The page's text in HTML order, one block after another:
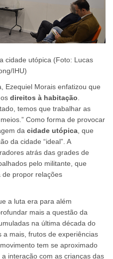
cidade utópica (Foto: Lucas
IHU)
Ezequiel Morais enfatizou que
direitos à habitação.
temos que trabalhar as
Como forma de provocar
da cidade utópica, que
da cidade “ideal”. A
atrás das grades de
pelo militante, que
de propor relações
a luta era para além
mais a questão da
na última década do
a mais, frutos de experiências
movimento tem se aproximado
interação com as crianças das